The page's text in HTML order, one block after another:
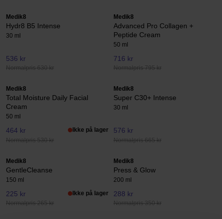
Medik8
Hydr8 B5 Intense
30 ml
536 kr
Normalpris 630 kr
Medik8
Advanced Pro Collagen +
Peptide Cream
50 ml
716 kr
Normalpris 795 kr
Medik8
Total Moisture Daily Facial
Cream
50 ml
464 kr
Normalpris 530 kr
Ikke på lager
Medik8
Super C30+ Intense
30 ml
576 kr
Normalpris 665 kr
Medik8
GentleCleanse
150 ml
225 kr
Normalpris 265 kr
Ikke på lager
Medik8
Press & Glow
200 ml
288 kr
Normalpris 350 kr